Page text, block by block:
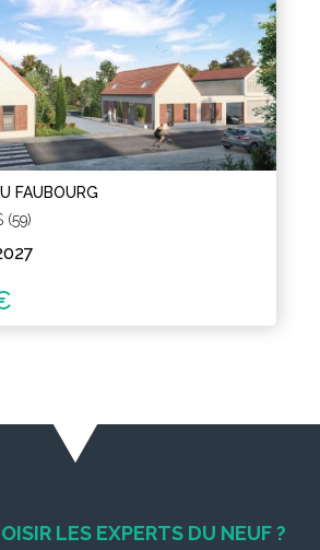
FAUBOURG
(59)
LES EXPERTS DU NEUF ?